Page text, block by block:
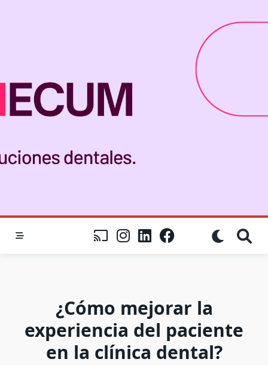
¿Cómo mejorar la
experiencia del paciente
en la clínica dental?